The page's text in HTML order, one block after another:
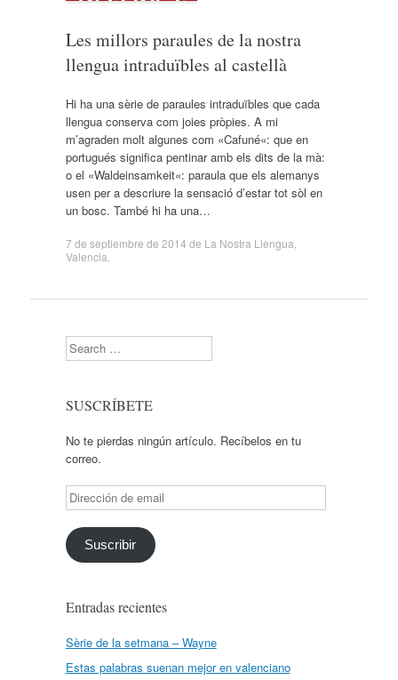
Les millors paraules de la nostra
llengua intraduïbles al castellà
Hi ha una sèrie de paraules intraduïbles que cada
llengua conserva com joies pròpies. A mi
m’agraden molt algunes com «Cafuné«: que en
portugués significa pentinar amb els dits de la mà:
o el «Waldeinsamkeit«: paraula que els alemanys
usen per a descriure la sensació d’estar tot sòl en
un bosc. També hi ha una…
7 de septiembre de 2014 de La Nostra Llengua
Valencia
Search
SUSCRÍBETE
No te pierdas ningún artículo. Recíbelos en tu
correo.
Dirección
de
email
Suscribir
Entradas recientes
Sèrie de la setmana – Wayne
Estas palabras suenan mejor en valenciano